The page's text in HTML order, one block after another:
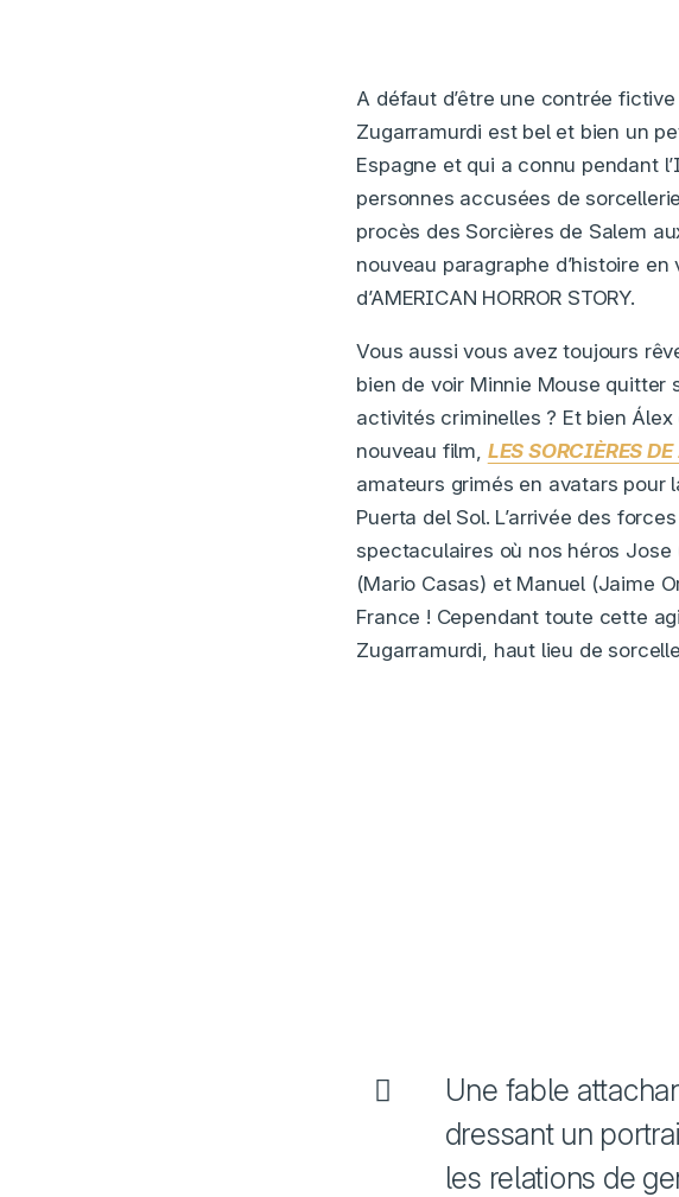
A défaut d’être une contrée
Zugarramurdi est bel et bien un
Espagne et qui a connu pendant
personnes accusées de
procès des Sorcières de Salem
nouveau paragraphe d’histoire
d’AMERICAN HORROR STORY.
Vous aussi vous avez toujours
bien de voir Minnie Mouse quitter
activités criminelles ? Et bien
nouveau film, LES SORCIÈRES
amateurs grimés en avatars pour
Puerta del Sol. L’arrivée des
spectaculaires où nos héros Jose
(Mario Casas) et Manuel (Jaime
France ! Cependant toute cette
Zugarramurdi, haut lieu de
Une fable
dressant un
les relations de